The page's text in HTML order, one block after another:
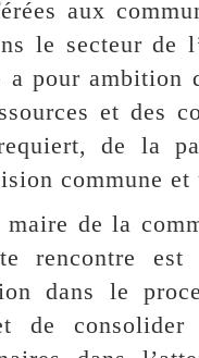
aux
le secteur de
a pour
et des
de la
commune et
de la
rencontre est
dans le
de